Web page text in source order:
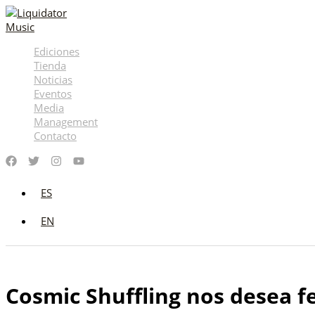
Ir
al
Ediciones
Tienda
Noticias
Eventos
Media
Management
Contacto
ES
EN
Cosmic Shuffling nos desea